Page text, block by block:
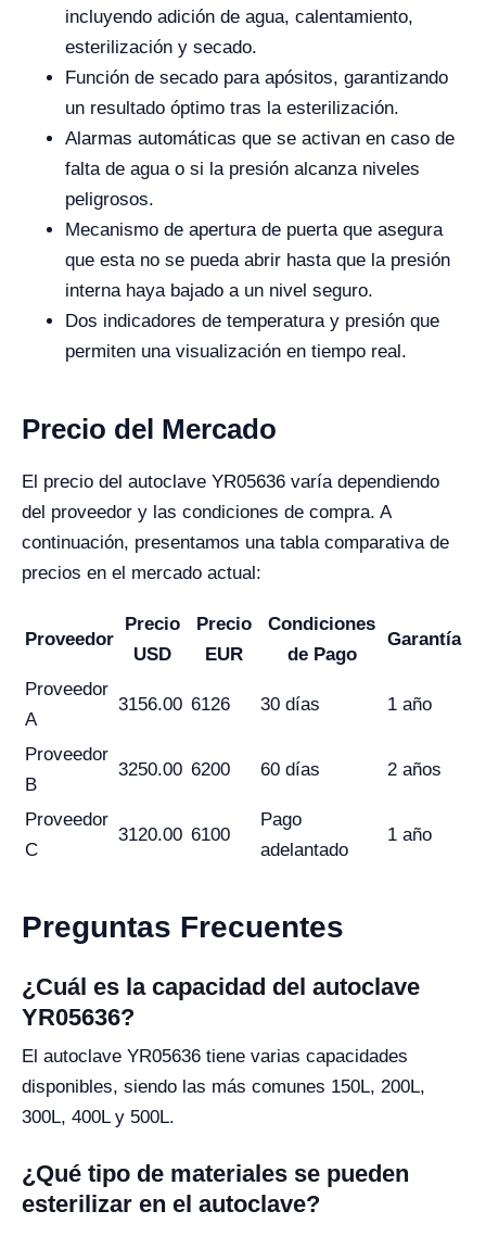
incluyendo adición de agua, calentamiento,
esterilización y secado.
Función de secado para apósitos, garantizando
un resultado óptimo tras la esterilización.
Alarmas automáticas que se activan en caso de
falta de agua o si la presión alcanza niveles
peligrosos.
Mecanismo de apertura de puerta que asegura
que esta no se pueda abrir hasta que la presión
interna haya bajado a un nivel seguro.
Dos indicadores de temperatura y presión que
permiten una visualización en tiempo real.
Precio del Mercado
El precio del autoclave YR05636 varía dependiendo
del proveedor y las condiciones de compra. A
continuación, presentamos una tabla comparativa de
precios en el mercado actual:
Proveedor
Precio
USD
Precio
EUR
Condiciones
de Pago
Garantía
Proveedor
A
3156.00 6126 30 días 1 año
Proveedor
B
3250.00 6200 60 días 2 años
Proveedor
C
3120.00 6100
Pago
adelantado
1 año
Preguntas Frecuentes
¿Cuál es la capacidad del autoclave
YR05636?
El autoclave YR05636 tiene varias capacidades
disponibles, siendo las más comunes 150L, 200L,
300L, 400L y 500L.
¿Qué tipo de materiales se pueden
esterilizar en el autoclave?